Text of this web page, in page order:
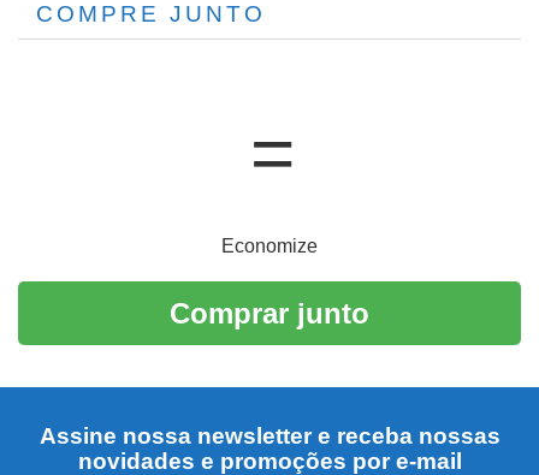
COMPRE JUNTO
Economize
Comprar junto
Assine nossa newsletter e receba nossas
novidades e promoções por e-mail